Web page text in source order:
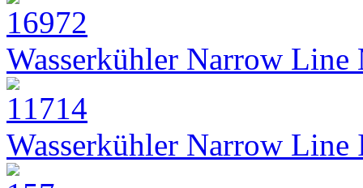
Wasserkühler Narrow
Wasserkühler Narrow